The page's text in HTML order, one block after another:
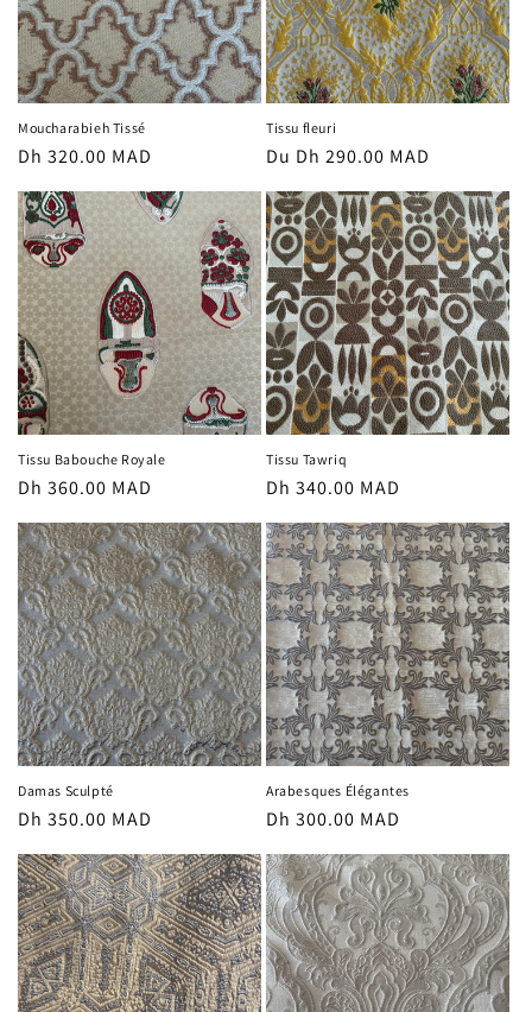
Moucharabieh Tissé
Prix
Dh 320.00 MAD
Tissu fleuri
Prix
Du Dh 290.00 MAD
Tissu Babouche Royale
Prix
Dh 360.00 MAD
Tissu Tawriq
Prix
Dh 340.00 MAD
Damas Sculpté
Prix
Dh 350.00 MAD
Arabesques Élégantes
Prix
Dh 300.00 MAD